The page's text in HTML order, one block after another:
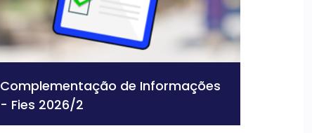
Complementação de Informações
- Fies 2026/2